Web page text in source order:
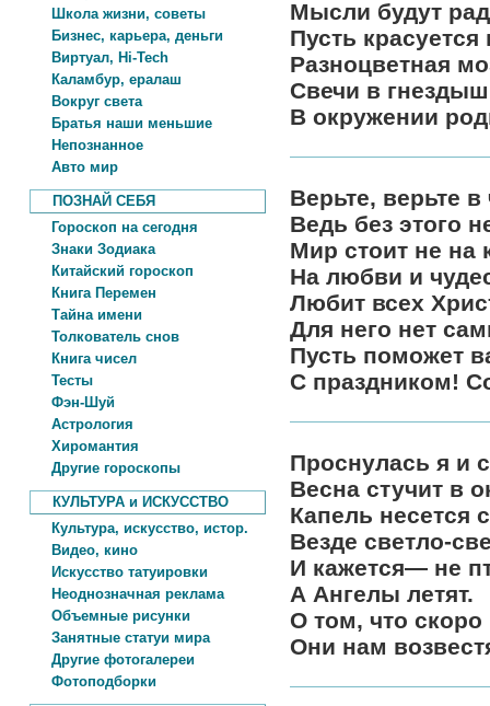
Школа жизни, советы
Бизнес, карьера, деньги
Виртуал, Hi-Tech
Каламбур, ералаш
Вокруг света
Братья наши меньшие
Непознанное
Авто мир
ПОЗНАЙ СЕБЯ
Гороскоп на сегодня
Знаки Зодиака
Китайский гороскоп
Книга Перемен
Тайна имени
Толкователь снов
Книга чисел
Тесты
Фэн-Шуй
Астрология
Хиромантия
Другие гороскопы
КУЛЬТУРА и ИСКУССТВО
Культура, искусство, истор.
Видео, кино
Искусство татуировки
Неоднозначная реклама
Объемные рисунки
Занятные статуи мира
Другие фотогалереи
Фотоподборки
Мысли будут
Пусть
Разноцветная
Свечи в
В окружении
Верьте, верьте в
Ведь без этого
Мир стоит не на
На любви и
Любит всех
Для него нет
Пусть поможет
С праздником!
Проснулась я и
Весна стучит в
Капель несется
Везде светло-
И кажется— не
А Ангелы летят.
О том, что скоро
Они нам